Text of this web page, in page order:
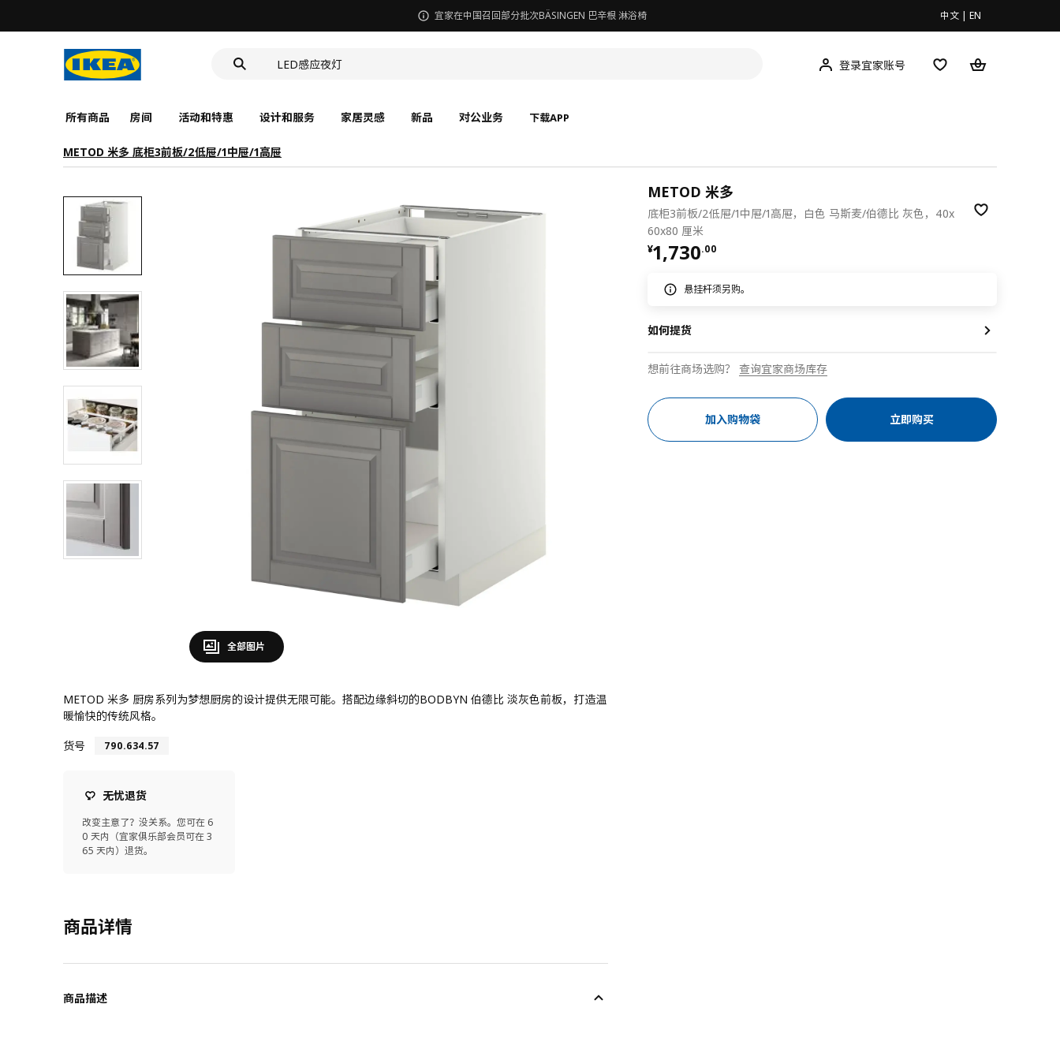
宜家在中国召回部分批次BÄSINGEN 巴辛根 淋浴椅 中文 | EN
LED感应夜灯
登录宜家账号
所有商品 房间 活动和特惠 设计和服务 家居灵感 新品 对公业务 下载APP
METOD 米多 底柜3前板/2低屉/1中屉/1高屉
全部图片
METOD 米多 厨房系列为梦想厨房的设计提供无限可能。搭配边缘斜切的BODBYN 伯德比 淡灰色前板，打造温
暖愉快的传统风格。
货号
790.634.57
无忧退货
改变主意了？没关系。您可在 6
0 天内（宜家俱乐部会员可在 3
65 天内）退货。
商品详情
商品描述
METOD 米多
底柜3前板/2低屉/1中屉/1高屉，白色 马斯麦/伯德比 灰色，40x
60x80 厘米
¥1,730.00
¥ 1730.00
悬挂杆须另购。
如何提货
想前往商场选购？ 查询宜家商场库存
加入购物袋 立即购买